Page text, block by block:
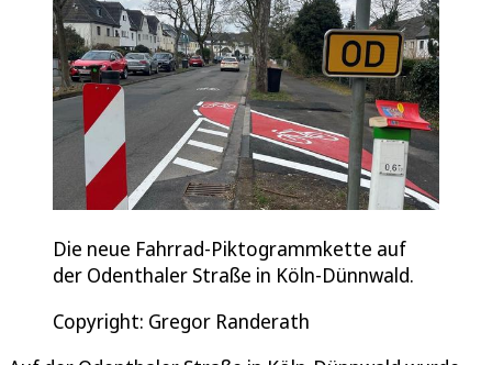
Die neue Fahrrad-Piktogrammkette auf
der Odenthaler Straße in Köln-Dünnwald.
Copyright: Gregor Randerath